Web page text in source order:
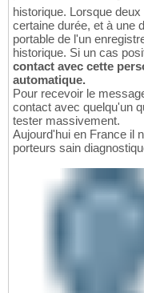
historique. Lorsque
certaine durée, et à une
portable de l'un
historique. Si un cas
contact avec cette
automatique.
Pour recevoir le
contact avec quelqu'un
tester massivement.
Aujourd'hui en France il
porteurs sain